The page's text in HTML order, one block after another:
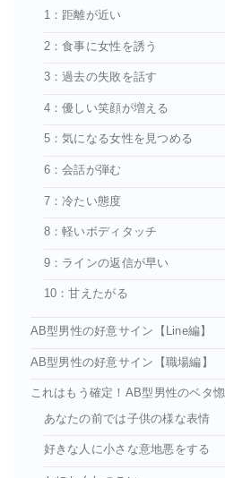
1：距離が近い
2：食事に女性を誘う
3：過去の失敗を話す
4：優しい笑顔が増える
5：気になる女性を見つめる
6：会話が弾む
7：冷たい態度
8：軽いボディタッチ
9：ラインの返信が早い
10：甘えたがる
AB型男性の好意サイン【Line編】
AB型男性の好意サイン【職場編】
これはもう確定！AB型男性のベタ
あなたの前では子供の様な表情
好きな人に小さな意地悪をする